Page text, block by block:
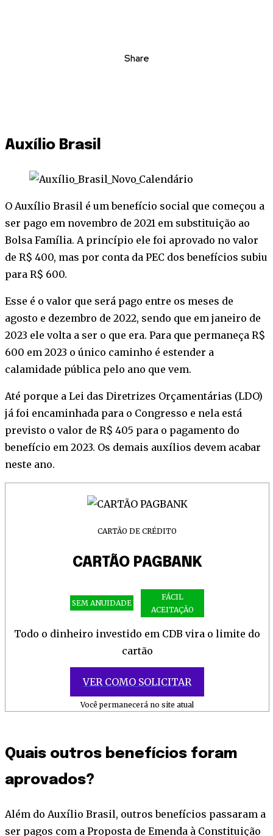
Share
Auxílio Brasil
O Auxílio Brasil é um benefício social que começou a
ser pago em novembro de 2021 em substituição ao
Bolsa Família. A princípio ele foi aprovado no valor
de R$ 400, mas por conta da PEC dos benefícios subiu
para R$ 600.
Esse é o valor que será pago entre os meses de
agosto e dezembro de 2022, sendo que em janeiro de
2023 ele volta a ser o que era. Para que permaneça R$
600 em 2023 o único caminho é estender a
calamidade pública pelo ano que vem.
Até porque a Lei das Diretrizes Orçamentárias (LDO)
já foi encaminhada para o Congresso e nela está
previsto o valor de R$ 405 para o pagamento do
benefício em 2023. Os demais auxílios devem acabar
neste ano.
CARTÃO DE CRÉDITO
CARTÃO PAGBANK
SEM ANUIDADE
FÁCIL
ACEITAÇÃO
Todo o dinheiro investido em CDB vira o limite do
cartão
VER COMO SOLICITAR
Você permanecerá no site atual
Quais outros benefícios foram
aprovados?
Além do Auxílio Brasil, outros benefícios passaram a
ser pagos com a Proposta de Emenda à Constituição